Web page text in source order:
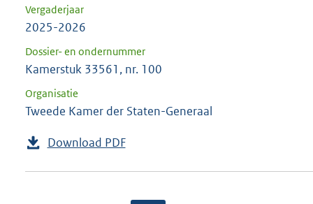
Vergaderjaar
2025-2026
Dossier- en ondernummer
Kamerstuk 33561, nr. 100
Organisatie
Tweede Kamer der Staten-Generaal
Download PDF